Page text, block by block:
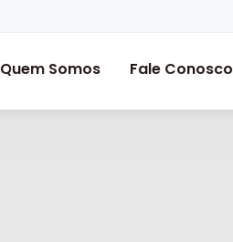
Quem Somos Fale Conosco